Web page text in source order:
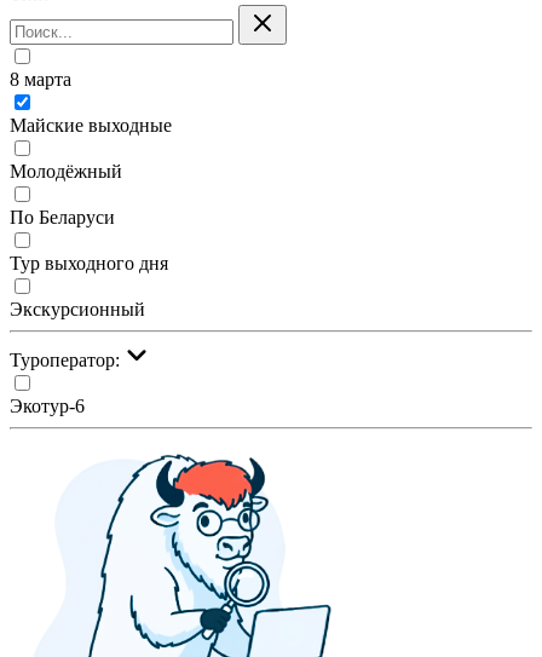
8 марта
Майские выходные
Молодёжный
По Беларуси
Тур выходного дня
Экскурсионный
Туроператор:
Экотур-6